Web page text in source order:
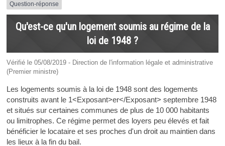
Question-réponse
Qu'est-ce qu'un logement soumis au régime de la
loi de 1948 ?
Vérifié le 05/08/2019 - Direction de l'information légale et administrative
(Premier ministre)
Les logements soumis à la loi de 1948 sont des logements
construits avant le 1<Exposant>er</Exposant> septembre 1948
et situés sur certaines communes de plus de 10 000 habitants
ou limitrophes. Ce régime permet des loyers peu élevés et fait
bénéficier le locataire et ses proches d'un droit au maintien dans
les lieux à la fin du bail.